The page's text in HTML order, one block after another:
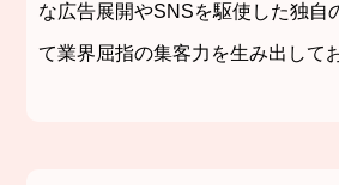
な広告展開やSNSを駆使した独自
て業界屈指の集客力を生み出して